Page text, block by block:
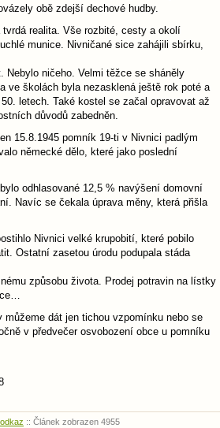
obě zdejší dechové hudby.
realita. Vše rozbité, cesty a okolí
munice. Nivničané sice zahájili sbírku,
Nebylo ničeho. Velmi těžce se sháněly
ve školách byla nezasklená ještě rok poté a
letech. Také kostel se začal opravovat až
důvodů zabedněn.
15.8.1945 pomník 19-ti v Nivnici padlým
německé dělo, které jako poslední
odhlasované 12,5 % navýšení domovní
Navíc se čekala úprava měny, která přišla
Nivnici velké krupobití, které pobilo
Ostatní zasetou úrodu podupala stáda
způsobu života. Prodej potravin na lístky
dát jen tichou vzpomínku nebo se
v předvečer osvobození obce u pomníku
:: Článek zobrazen 4955